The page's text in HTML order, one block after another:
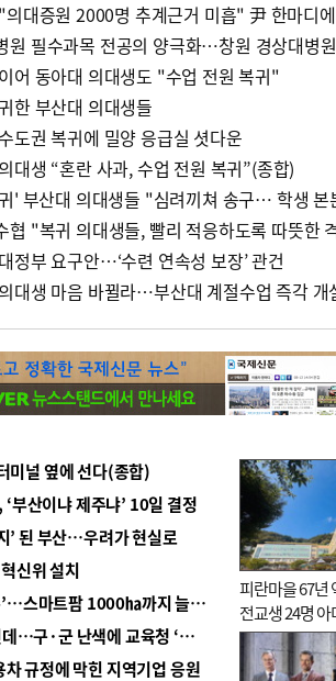
의대증원 2000명 추계근거 미흡" 尹 한마디
원 필수과목 전공의 양극화…창원 경상대병
어 동아대 의대생도 "수업 전원 복귀"
한 부산대 의대생들
도권 복귀에 밀양 응급실 셧다운
대생 “혼란 사과, 수업 전원 복귀”(종합)
' 부산대 의대생들 "심려끼쳐 송구… 학생 본
협 "복귀 의대생들, 빨리 적응하도록 따뜻한
정부 요구안…‘수련 연속성 보장’ 관건
대생 마음 바뀔라…부산대 계절수업 즉각 개
미널 옆에 선다(종합)
산이냐 제주냐’ 10일 결정
’ 된 부산…우려가 현실로
신위 설치
■ 경남 농정 비전 ‘잘 사는 농촌’…스마트팜 1000㏊까지 늘린다
■ 교육혁신선도지 공모 코앞인데…구·군 난색에 교육청 ‘쩔쩔’
규정에 막힌 지역기업 응원
피란마을 67
전교생 24명
기로